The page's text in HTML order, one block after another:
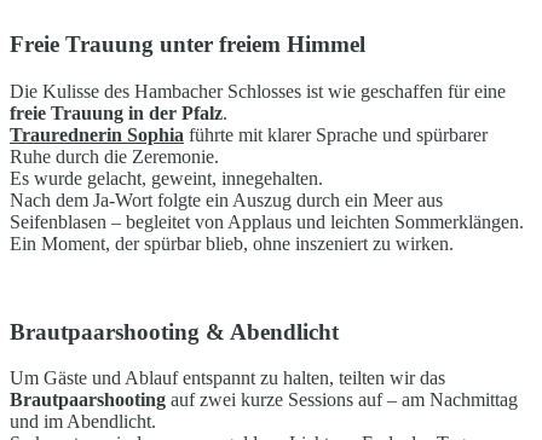
Freie Trauung unter freiem Himmel
Die Kulisse des Hambacher Schlosses ist wie geschaffen für eine
freie Trauung in der Pfalz.
Traurednerin Sophia führte mit klarer Sprache und spürbarer
Ruhe durch die Zeremonie.
Es wurde gelacht, geweint, innegehalten.
Nach dem Ja-Wort folgte ein Auszug durch ein Meer aus
Seifenblasen – begleitet von Applaus und leichten Sommerklängen.
Ein Moment, der spürbar blieb, ohne inszeniert zu wirken.
Brautpaarshooting & Abendlicht
Um Gäste und Ablauf entspannt zu halten, teilten wir das
Brautpaarshooting auf zwei kurze Sessions auf – am Nachmittag
und im Abendlicht.